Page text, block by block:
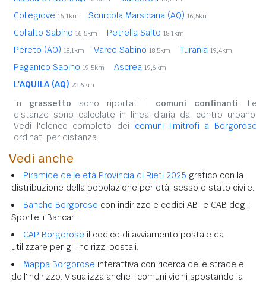
Collegiove 16,1km Scurcola Marsicana (AQ) 16,5km
Collalto Sabino 16,5km Petrella Salto 18,1km
Pereto (AQ) 18,1km Varco Sabino 18,5km Turania 19,4km
Paganico Sabino 19,5km Ascrea 19,6km
L'AQUILA (AQ) 23,6km
In grassetto sono riportati i comuni confinanti. Le
distanze sono calcolate in linea d'aria dal centro urbano.
Vedi l'elenco completo dei comuni limitrofi a Borgorose
ordinati per distanza.
Vedi anche
Piramide delle età Provincia di Rieti 2025 grafico con la
distribuzione della popolazione per età, sesso e stato civile.
Banche Borgorose con indirizzo e codici ABI e CAB degli
Sportelli Bancari.
CAP Borgorose il codice di avviamento postale da
utilizzare per gli indirizzi postali.
Mappa Borgorose interattiva con ricerca delle strade e
dell'indirizzo. Visualizza anche i comuni vicini spostando la